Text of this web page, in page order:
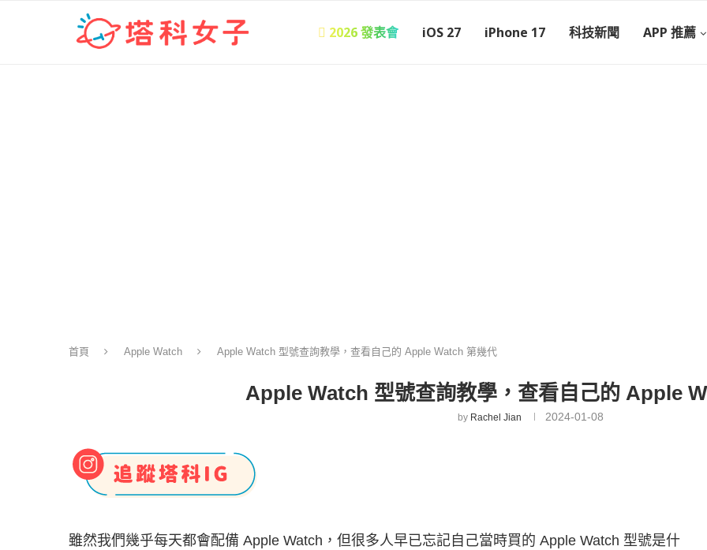
 2026 發表會 iOS 27 iPhone 17 科技新聞 APP 推薦
首頁 Apple Watch Apple Watch 型號查詢教學，查看自己的 Apple Watch 第幾代
Apple Watch 型號查詢教學，查看自己的 Apple
by Rachel Jian 2024-01-08
雖然我們幾乎每天都會配備 Apple Watch，但很多人早已忘記自己當時買的 Apple Watch 型號是什